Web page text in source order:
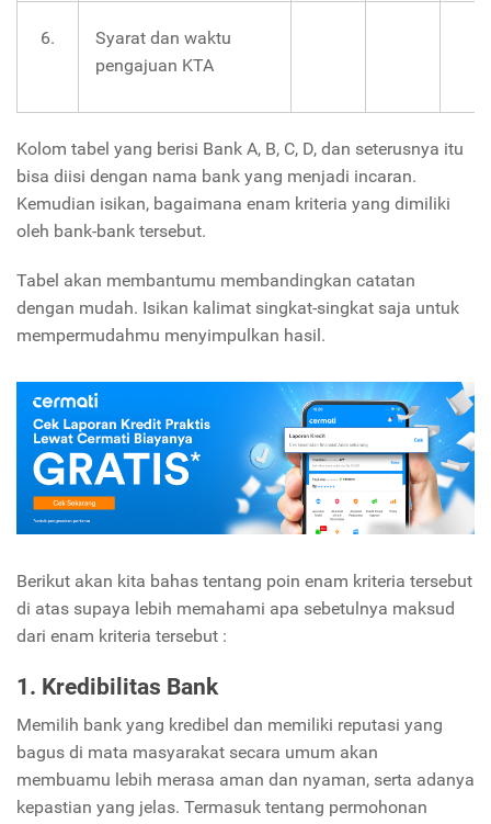
6.
Syarat dan waktu
pengajuan KTA
Kolom tabel yang berisi Bank A, B, C, D, dan seterusnya itu
bisa diisi dengan nama bank yang menjadi incaran.
Kemudian isikan, bagaimana enam kriteria yang dimiliki
oleh bank-bank tersebut.
Tabel akan membantumu membandingkan catatan
dengan mudah. Isikan kalimat singkat-singkat saja untuk
mempermudahmu menyimpulkan hasil.
Berikut akan kita bahas tentang poin enam kriteria tersebut
di atas supaya lebih memahami apa sebetulnya maksud
dari enam kriteria tersebut :
1. Kredibilitas Bank
Memilih bank yang kredibel dan memiliki reputasi yang
bagus di mata masyarakat secara umum akan
membuamu lebih merasa aman dan nyaman, serta adanya
kepastian yang jelas. Termasuk tentang permohonan